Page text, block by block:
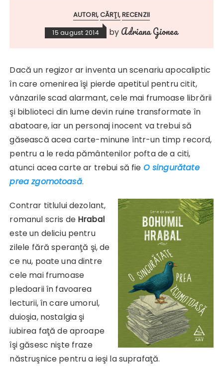
AUTORI CĂRŢI RECENZII
15 august 2014 by Adriana Gionea
Dacă un regizor ar inventa un scenariu apocaliptic
în care omenirea îşi pierde apetitul pentru citit,
vânzarile scad alarmant, cele mai frumoase librării
şi biblioteci din lume devin ruine transformate în
abatoare, iar un personaj inocent va trebui să
găsească acea carte-minune într-un timp record,
pentru a le reda pământenilor pofta de a citi,
atunci acea carte ar trebui să fie O singurătate
prea zgomotoasă.
Contrar titlului dezolant,
romanul scris de Hrabal
este un deliciu pentru
zilele fără speranţă şi, de
ce nu, poate una dintre
cele mai frumoase
pledoarii în favoarea
lecturii, în care umorul,
duioşia, nostalgia şi
iubirea faţă de aproape
îşi găsesc nişte fraze
năstruşnice pentru a ieşi la suprafaţă.